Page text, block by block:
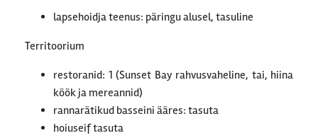
lapsehoidja teenus: päringu alusel, tasuline
Territoorium
restoranid: 1 (Sunset Bay rahvusvaheline, tai, hiina
köök ja mereannid)
rannarätikud basseini ääres: tasuta
hoiuseif tasuta